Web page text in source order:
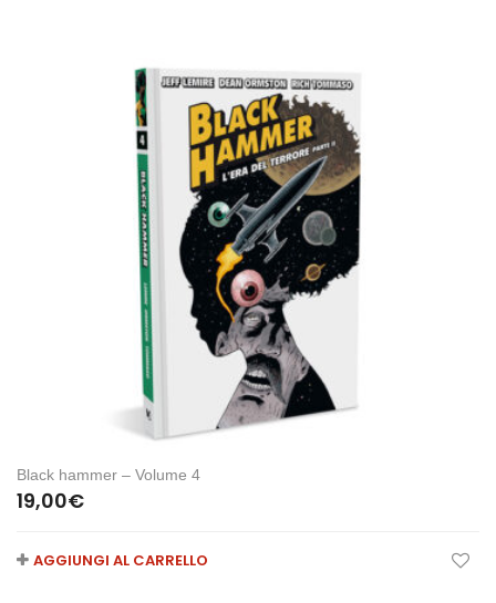
Black hammer – Volume 4
19,00€
AGGIUNGI AL CARRELLO